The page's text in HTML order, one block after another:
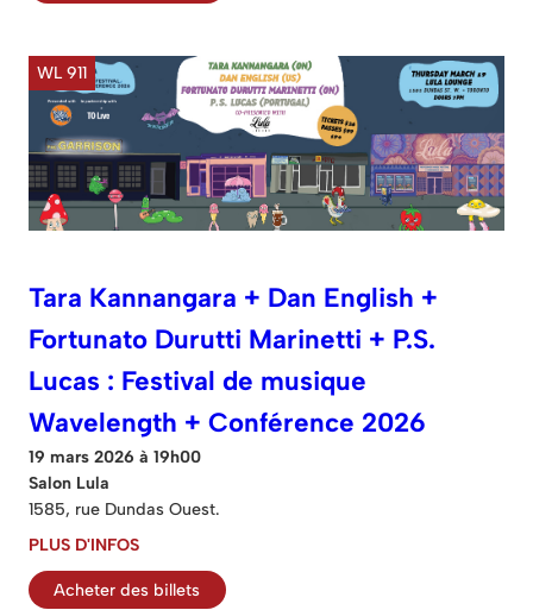
WL 911
Tara Kannangara + Dan English +
Fortunato Durutti Marinetti + P.S.
Lucas : Festival de musique
Wavelength + Conférence 2026
19 mars 2026 à 19h00
Salon Lula
1585, rue Dundas Ouest.
PLUS D'INFOS
Acheter des billets